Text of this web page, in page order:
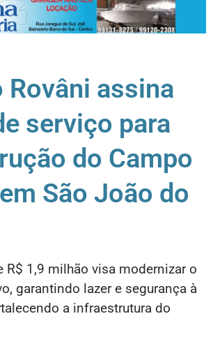
assina
serviço para
do Campo
São João do
R$ 1,9 milhão visa modernizar o
garantindo lazer e segurança à
a infraestrutura do